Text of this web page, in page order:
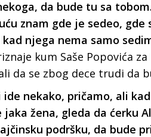
da bude tu sa
znam gde je sedeo, gde
njega nema samo
kum Saše Popovića
da se zbog dece trudi da
nekako, pričamo, ali
žena, gleda da ćerku
podršku, da bude